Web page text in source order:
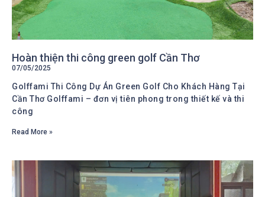
Hoàn thiện thi công green golf Cần Thơ
07/05/2025
Golffami Thi Công Dự Án Green Golf Cho Khách Hàng Tại
Cần Thơ Golffami – đơn vị tiên phong trong thiết kế và thi
công
Read More »